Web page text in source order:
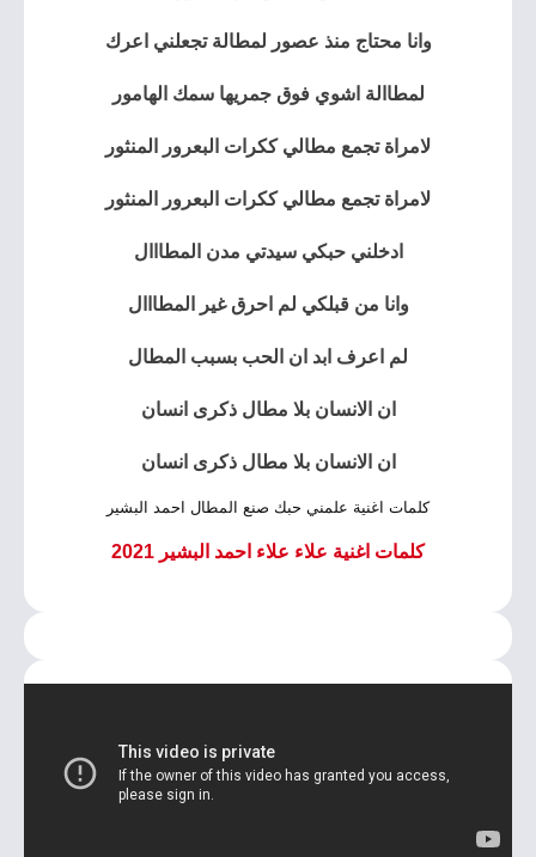
وانا محتاج منذ عصور لمطالة تجعلني اعرك
لمطاالة اشوي فوق جمريها سمك الهامور
لامراة تجمع مطالي ككرات البعرور المنثور
لامراة تجمع مطالي ككرات البعرور المنثور
ادخلني حبكي سيدتي مدن المطااال
وانا من قبلكي لم احرق غير المطااال
لم اعرف ابد ان الحب بسبب المطال
ان الانسان بلا مطال ذكرى انسان
ان الانسان بلا مطال ذكرى انسان
كلمات اغنية علمني حبك صنع المطال احمد البشير
كلمات اغنية علاء علاء احمد البشير 2021